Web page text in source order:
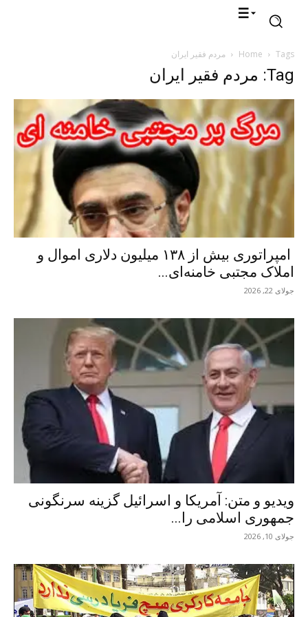
Home Tags مردم فقیر ایران
Tag: مردم فقیر ایران
امپراتوری بیش از ۱۳۸ میلیون دلاری اموال و
املاک مجتبی خامنه‌ای...
جولای 22, 2026
ویدیو و متن: آمریکا و اسرائیل گزینه سرنگونی
جمهوری اسلامی را...
جولای 10, 2026